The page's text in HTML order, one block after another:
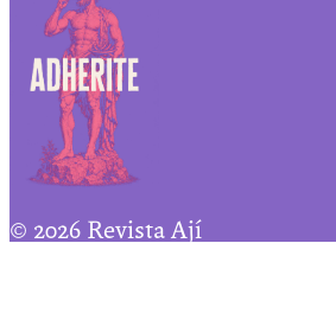
© 2026 Revista Ají